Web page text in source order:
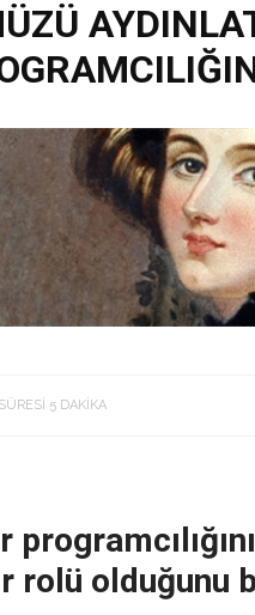
5 DAKIKA
rolü olduğunu